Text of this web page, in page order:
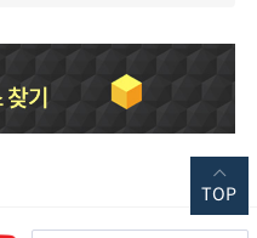
TOP